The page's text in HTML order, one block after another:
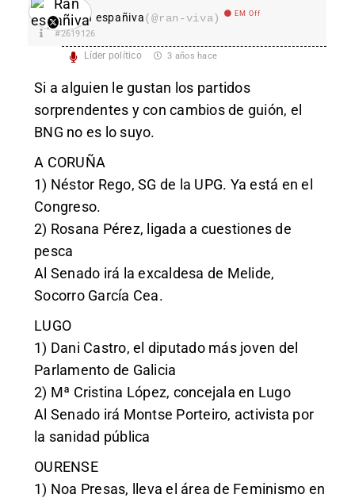
Ran españiva(@ran-viva) EM Off
#2619126
Líder político 3 años hace
Si a alguien le gustan los partidos
sorprendentes y con cambios de guión, el
BNG no es lo suyo.
A CORUÑA
1) Néstor Rego, SG de la UPG. Ya está en el
Congreso.
2) Rosana Pérez, ligada a cuestiones de
pesca
Al Senado irá la excaldesa de Melide,
Socorro García Cea.
LUGO
1) Dani Castro, el diputado más joven del
Parlamento de Galicia
2) Mª Cristina López, concejala en Lugo
Al Senado irá Montse Porteiro, activista por
la sanidad pública
OURENSE
1) Noa Presas, lleva el área de Feminismo en